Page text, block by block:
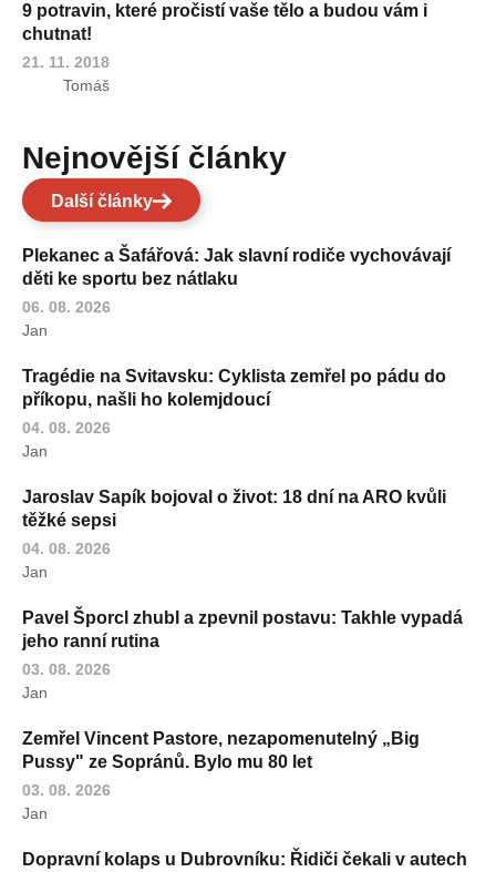
9 potravin, které pročistí vaše tělo a budou vám i
chutnat!
21. 11. 2018
Tomáš
Nejnovější články
Další články
Plekanec a Šafářová: Jak slavní rodiče vychovávají
děti ke sportu bez nátlaku
06. 08. 2026
Jan
Tragédie na Svitavsku: Cyklista zemřel po pádu do
příkopu, našli ho kolemjdoucí
04. 08. 2026
Jan
Jaroslav Sapík bojoval o život: 18 dní na ARO kvůli
těžké sepsi
04. 08. 2026
Jan
Pavel Šporcl zhubl a zpevnil postavu: Takhle vypadá
jeho ranní rutina
03. 08. 2026
Jan
Zemřel Vincent Pastore, nezapomenutelný „Big
Pussy" ze Sopránů. Bylo mu 80 let
03. 08. 2026
Jan
Dopravní kolaps u Dubrovníku: Řidiči čekali v autech